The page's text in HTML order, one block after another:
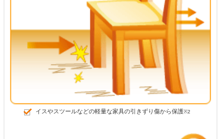
イスやスツールなどの軽量な家具の引きずり傷から保護※2